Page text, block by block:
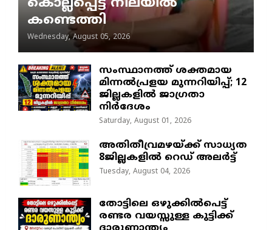
കൊല്ലപ്പെട്ട നിലയിൽ
കണ്ടെത്തി
Wednesday, August 05, 2026
സംസ്ഥാനത്ത് ശക്തമായ
മിന്നൽപ്രളയ മുന്നറിയിപ്പ്; 12
ജില്ലകളിൽ ജാഗ്രതാ
നിർദേശം
Saturday, August 01, 2026
അതിതീവ്രമഴയ്ക്ക് സാധ്യത
8ജില്ലകളിൽ റെഡ് അലർട്ട്
Tuesday, August 04, 2026
തോട്ടിലെ ഒഴുക്കിൽപെട്ട്
രണ്ടര വയസ്സുള്ള കുട്ടിക്ക്